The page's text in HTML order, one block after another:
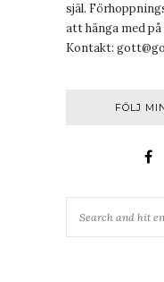
själ.
att hänga med
Kontakt:
FÖLJ